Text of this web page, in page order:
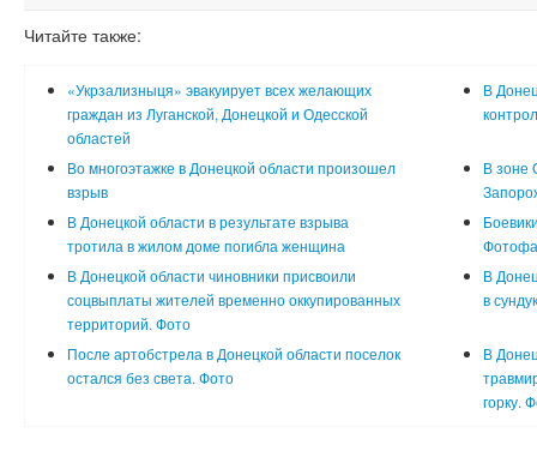
Читайте также:
«Укрзализныця» эвакуирует всех желающих
граждан из Луганской, Донецкой и Одесской
областей
В
Во многоэтажке в Донецкой области произошел
взрыв
В зоне
В Донецкой области в результате взрыва
тротила в жилом доме погибла женщина
В Донецкой области чиновники присвоили
соцвыплаты жителей временно оккупированных
территорий. Фото
В
в
После артобстрела в Донецкой области поселок
остался без света. Фото
В
горку.